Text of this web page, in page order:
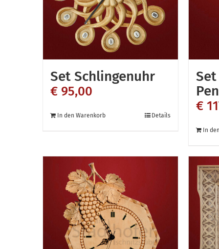
Set Schlingenuhr
€ 95,00
In den Warenkorb Details
€
In